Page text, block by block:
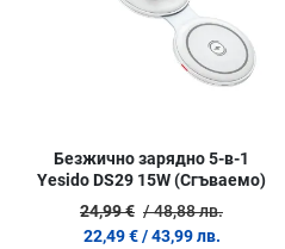
Безжично зарядно 5-в-1
Yesido DS29 15W (Сгъваемо)
24,99 € / 48,88 лв.
22,49 € / 43,99 лв.